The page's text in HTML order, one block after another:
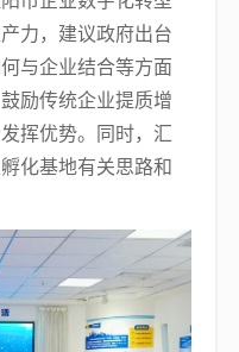
力，建议政府出台
与企业结合等方面
励传统企业提质增
挥优势。同时，汇
化基地有关思路和